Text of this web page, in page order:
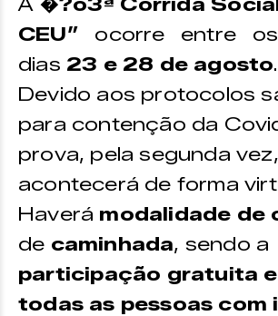
A �?o3ª Corrida
CEU” ocorre entre os
dias 23 e 28 de agosto.
Devido aos protocolos
para contenção da
prova, pela segunda vez,
acontecerá de forma
Haverá modalidade de
de caminhada, sendo a
participação gratuita
todas as pessoas com